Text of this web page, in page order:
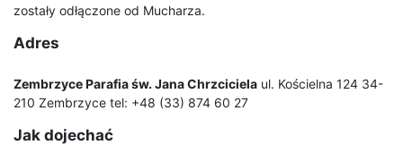
zostały odłączone od Mucharza.
Adres
Zembrzyce Parafia św. Jana Chrzciciela ul. Kościelna 124 34-
210 Zembrzyce tel: +48 (33) 874 60 27
Jak dojechać